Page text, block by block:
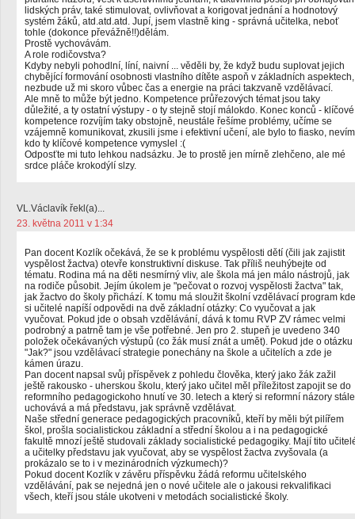
lidských práv, také stimulovat, ovlivňovat a korigovat jednání a hodnotový
systém žáků, atd.atd.atd. Jupí, jsem vlastně king - správná učitelka, neboť
tohle (dokonce převážně!!)dělám.
Prostě vychovávám.
A role rodičovstva?
Kdyby nebyli pohodlní, líní, naivní ... věděli by, že když budu suplovat jejich
chybějící formování osobnosti vlastního dítěte aspoň v základních aspektech,
nezbude už mi skoro vůbec čas a energie na práci takzvaně vzdělávací.
Ale mně to může být jedno. Kompetence průřezových témat jsou taky
důležité, a ty ostatní výstupy - o ty stejně stojí málokdo. Konec konců - klíčové
kompetence rozvíjím taky obstojně, neustále řešíme problémy, učíme se
vzájemně komunikovat, zkusili jsme i efektivní učení, ale bylo to fiasko,
kdo ty klíčové kompetence vymyslel :(
Odposťte mi tuto lehkou nadsázku. Je to prostě jen mírně zlehčeno, ale mé
srdce pláče krokodýlí slzy.
VL.Václavík řekl(a)...
23. května 2011 v 1:34
Pan docent Kozlík očekává, že se k problému vyspělosti dětí (čili jak zajistit
vyspělost žactva) otevře konstruktivní diskuse. Tak příliš neuhýbejte od
tématu. Rodina má na děti nesmírný vliv, ale škola má jen málo nástrojů, jak
na rodiče působit. Jejím úkolem je "pečovat o rozvoj vyspělosti žactva" tak,
jak žactvo do školy přichází. K tomu má sloužit školní vzdělávací program kde
si učitelé napíší odpovědi na dvě základní otázky: Co vyučovat a jak
vyučovat. Pokud jde o obsah vzdělávání, dává k tomu RVP ZV rámec velmi
podrobný a patrně tam je vše potřebné. Jen pro 2. stupeň je uvedeno 340
položek očekávaných výstupů (co žák musí znát a umět). Pokud jde o otázku
"Jak?" jsou vzdělávací strategie ponechány na škole a učitelích a zde je
kámen úrazu.
Pan docent napsal svůj příspěvek z pohledu člověka, který jako žák zažil
ještě rakousko - uherskou školu, který jako učitel měl příležitost zapojit se do
reformního pedagogickoho hnutí ve 30. letech a který si reformní názory stále
uchovává a má představu, jak správně vzdělávat.
Naše střední generace pedagogických pracovníků, kteří by měli být pilířem
škol, prošla socialistickou základní a střední školou a i na pedagogické
fakultě mnozí ještě studovali základy socialistické pedagogiky. Mají tito
a učitelky představu jak vyučovat, aby se vyspělost žactva zvyšovala (a
prokázalo se to i v mezinárodních výzkumech)?
Pokud docent Kozlík v závěru příspěvku žádá reformu učitelského
vzdělávání, pak se nejedná jen o nové učitele ale o jakousi rekvalifikaci
všech, kteří jsou stále ukotveni v metodách socialistické školy.